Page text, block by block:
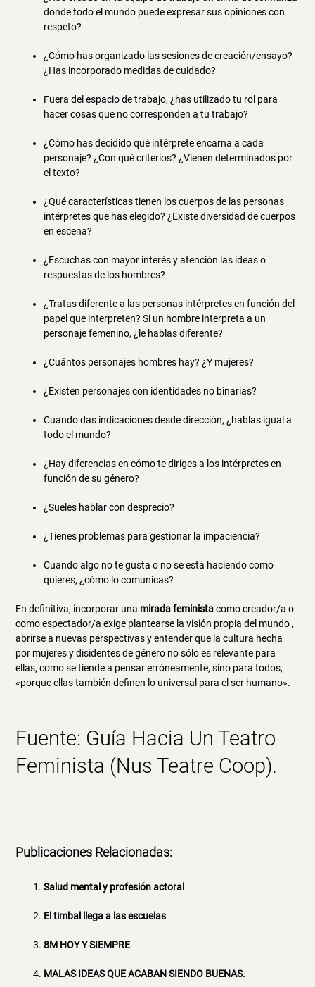
donde todo el mundo puede expresar sus opiniones con
respeto?
¿Cómo has organizado las sesiones de creación/ensayo?
¿Has incorporado medidas de cuidado?
Fuera del espacio de trabajo, ¿has utilizado tu rol para
hacer cosas que no corresponden a tu trabajo?
¿Cómo has decidido qué intérprete encarna a cada
personaje? ¿Con qué criterios? ¿Vienen determinados por
el texto?
¿Qué características tienen los cuerpos de las personas
intérpretes que has elegido? ¿Existe diversidad de cuerpos
en escena?
¿Escuchas con mayor interés y atención las ideas o
respuestas de los hombres?
¿Tratas diferente a las personas intérpretes en función del
papel que interpreten? Si un hombre interpreta a un
personaje femenino, ¿le hablas diferente?
¿Cuántos personajes hombres hay? ¿Y mujeres?
¿Existen personajes con identidades no binarias?
Cuando das indicaciones desde dirección, ¿hablas igual a
todo el mundo?
¿Hay diferencias en cómo te diriges a los intérpretes en
función de su género?
¿Sueles hablar con desprecio?
¿Tienes problemas para gestionar la impaciencia?
Cuando algo no te gusta o no se está haciendo como
quieres, ¿cómo lo comunicas?
En definitiva, incorporar una mirada feministacomo creador/a o
como espectador/a exige plantearse la visión propia del mundo ,
abrirse a nuevas perspectivas y entender que la cultura hecha
por mujeres y disidentes de género no sólo es relevante para
ellas, como se tiende a pensar erróneamente, sino para todos,
«porque ellas también definen lo universal para el ser humano».
Fuente: Guía Hacia Un Teatro
Feminista (Nus Teatre Coop).
Publicaciones Relacionadas:
Salud mental y profesión actoral
El timbal llega a las escuelas
8M HOY Y SIEMPRE
MALAS IDEAS QUE ACABAN SIENDO BUENAS.